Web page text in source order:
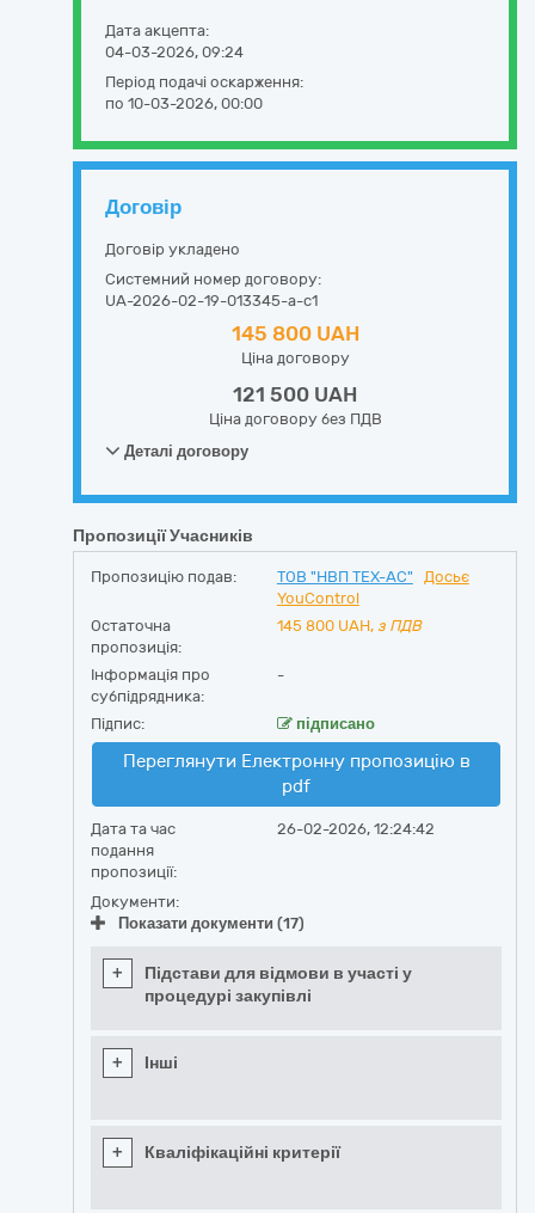
Дата акцепта:
04-03-2026, 09:24
Період подачі оскарження:
по 10-03-2026, 00:00
Договір
Договір укладено
Системний номер договору:
UA-2026-02-19-013345-a-c1
145 800 UAH
Ціна договору
121 500 UAH
Ціна договору без ПДВ
Деталі договору
Пропозиції Учасників
Пропозицію подав: ТОВ "НВП ТЕХ-АС"
Досьє
YouControl
Остаточна
пропозиція:
145 800 UAH, з ПДВ
Інформація про
субпідрядника:
-
Підпис: підписано
Переглянути Електронну пропозицію в
pdf
Дата та час
подання
пропозиції:
26-02-2026, 12:24:42
Документи:
Показати документи (17)
+
Підстави для відмови в участі у
процедурі закупівлі
+ Інші
+ Кваліфікаційні критерії